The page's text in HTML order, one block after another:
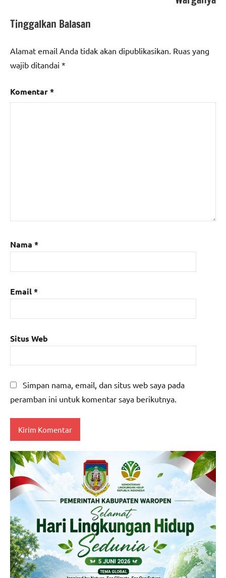
Tinggalkan Balasan
Alamat email Anda tidak akan dipublikasikan. Ruas yang
wajib ditandai *
Komentar*
Nama *
Email*
Situs Web
Simpan nama, email, dan situs web saya pada
peramban ini untuk komentar saya berikutnya.